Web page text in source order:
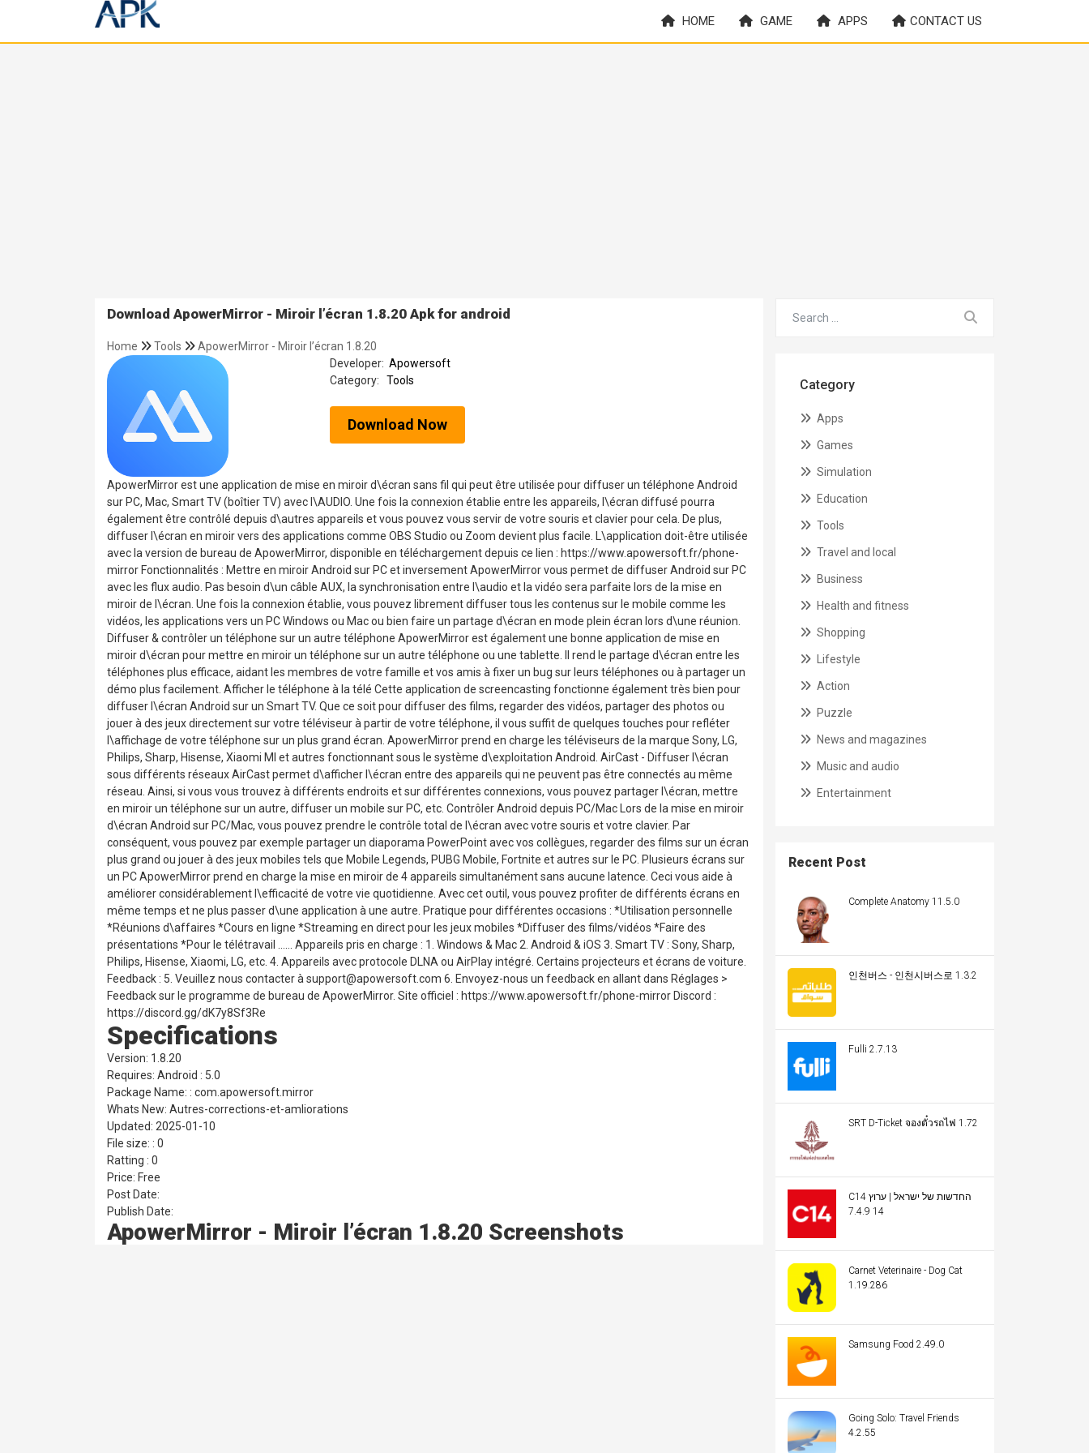
HOME GAME APPS CONTACT US
Download ApowerMirror - Miroir l’écran 1.8.20 Apk for android
Home Tools
ApowerMirror - Miroir l’écran 1.8.20
Developer: Apowersoft
Category:
Tools
Download Now
ApowerMirror est une application de mise en miroir d\écran sans fil qui peut être utilisée pour diffuser un téléphone Android
sur PC, Mac, Smart TV (boîtier TV) avec l\AUDIO. Une fois la connexion établie entre les appareils, l\écran diffusé pourra
également être contrôlé depuis d\autres appareils et vous pouvez vous servir de votre souris et clavier pour cela. De plus,
diffuser l\écran en miroir vers des applications comme OBS Studio ou Zoom devient plus facile. L\application doit-être utilisée
avec la version de bureau de ApowerMirror, disponible en téléchargement depuis ce lien : https://www.apowersoft.fr/phone-
mirror Fonctionnalités : Mettre en miroir Android sur PC et inversement ApowerMirror vous permet de diffuser Android sur PC
avec les flux audio. Pas besoin d\un câble AUX, la synchronisation entre l\audio et la vidéo sera parfaite lors de la mise en
miroir de l\écran. Une fois la connexion établie, vous pouvez librement diffuser tous les contenus sur le mobile comme les
vidéos, les applications vers un PC Windows ou Mac ou bien faire un partage d\écran en mode plein écran lors d\une réunion.
Diffuser & contrôler un téléphone sur un autre téléphone ApowerMirror est également une bonne application de mise en
miroir d\écran pour mettre en miroir un téléphone sur un autre téléphone ou une tablette. Il rend le partage d\écran entre les
téléphones plus efficace, aidant les membres de votre famille et vos amis à fixer un bug sur leurs téléphones ou à partager un
démo plus facilement. Afficher le téléphone à la télé Cette application de screencasting fonctionne également très bien pour
diffuser l\écran Android sur un Smart TV. Que ce soit pour diffuser des films, regarder des vidéos, partager des photos ou
jouer à des jeux directement sur votre téléviseur à partir de votre téléphone, il vous suffit de quelques touches pour refléter
l\affichage de votre téléphone sur un plus grand écran. ApowerMirror prend en charge les téléviseurs de la marque Sony, LG,
Philips, Sharp, Hisense, Xiaomi MI et autres fonctionnant sous le système d\exploitation Android. AirCast - Diffuser l\écran
sous différents réseaux AirCast permet d\afficher l\écran entre des appareils qui ne peuvent pas être connectés au même
réseau. Ainsi, si vous vous trouvez à différents endroits et sur différentes connexions, vous pouvez partager l\écran, mettre
en miroir un téléphone sur un autre, diffuser un mobile sur PC, etc. Contrôler Android depuis PC/Mac Lors de la mise en miroir
d\écran Android sur PC/Mac, vous pouvez prendre le contrôle total de l\écran avec votre souris et votre clavier. Par
conséquent, vous pouvez par exemple partager un diaporama PowerPoint avec vos collègues, regarder des films sur un écran
plus grand ou jouer à des jeux mobiles tels que Mobile Legends, PUBG Mobile, Fortnite et autres sur le PC. Plusieurs écrans sur
un PC ApowerMirror prend en charge la mise en miroir de 4 appareils simultanément sans aucune latence. Ceci vous aide à
améliorer considérablement l\efficacité de votre vie quotidienne. Avec cet outil, vous pouvez profiter de différents écrans en
même temps et ne plus passer d\une application à une autre. Pratique pour différentes occasions : *Utilisation personnelle️
*Réunions d\affaires️ *Cours en ligne️ *Streaming en direct pour les jeux mobiles️ *Diffuser des films/vidéos️ *Faire des
présentations️ *Pour le télétravail️ …… Appareils pris en charge : 1. Windows & Mac 2. Android & iOS 3. Smart TV : Sony, Sharp,
Philips, Hisense, Xiaomi, LG, etc. 4. Appareils avec protocole DLNA ou AirPlay intégré. Certains projecteurs et écrans de voiture.
Feedback : 5. Veuillez nous contacter à support@apowersoft.com 6. Envoyez-nous un feedback en allant dans Réglages >
Feedback sur le programme de bureau de ApowerMirror. Site officiel : https://www.apowersoft.fr/phone-mirror Discord :
https://discord.gg/dK7y8Sf3Re
Specifications
Version: 1.8.20
Requires: Android : 5.0
Package Name: : com.apowersoft.mirror
Whats New: Autres-corrections-et-amliorations
Updated: 2025-01-10
File size: : 0
Ratting : 0
Price: Free
Post Date:
Publish Date:
ApowerMirror - Miroir l’écran 1.8.20 Screenshots
Category
Apps
Games
Simulation
Education
Tools
Travel and local
Business
Health and fitness
Shopping
Lifestyle
Action
Puzzle
News and magazines
Music and audio
Entertainment
Recent Post
Complete Anatomy 11.5.0
인천버스 - 인천시버스로 1.3.2
Fulli 2.7.13
SRT D-Ticket จองตั๋วรถไฟ 1.72
C14 החדשות של ישראל | ערוץ
14 7.4.9
Carnet Veterinaire - Dog Cat
1.19.286
Samsung Food 2.49.0
Going Solo: Travel Friends
4.2.55